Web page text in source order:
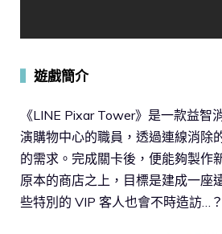
遊戲簡介
《LINE Pixar Tower》是一款益智
演購物中心的職員，透過連線消除
的需求。完成關卡後，便能夠製作
原本的商店之上，目標是建成一座
些特別的 VIP 客人也會不時造訪…？